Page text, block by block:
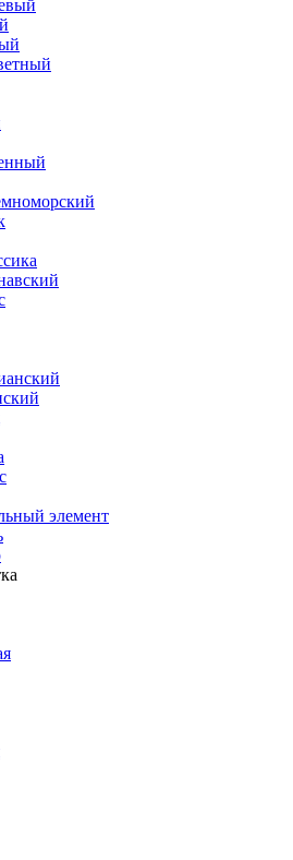
элемент